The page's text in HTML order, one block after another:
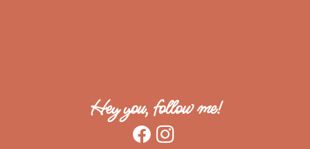
Hey you, follow me!